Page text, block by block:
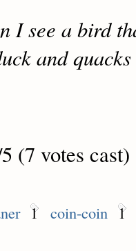
I see a bird
and
(7 votes cast)
1 coin-coin 1